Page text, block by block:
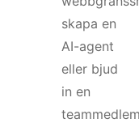
skapa en
AI-agent
eller bjud
in en